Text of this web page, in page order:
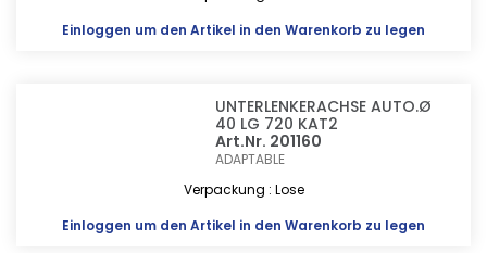
Einloggen um den Artikel in den Warenkorb zu legen
UNTERLENKERACHSE AUTO.Ø
40 LG 720 KAT2
Art.Nr. 201160
ADAPTABLE
Verpackung : Lose
Einloggen um den Artikel in den Warenkorb zu legen